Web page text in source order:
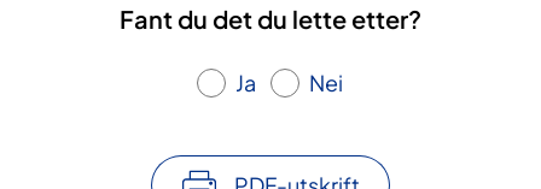
Fant du det du lette etter?
Ja Nei